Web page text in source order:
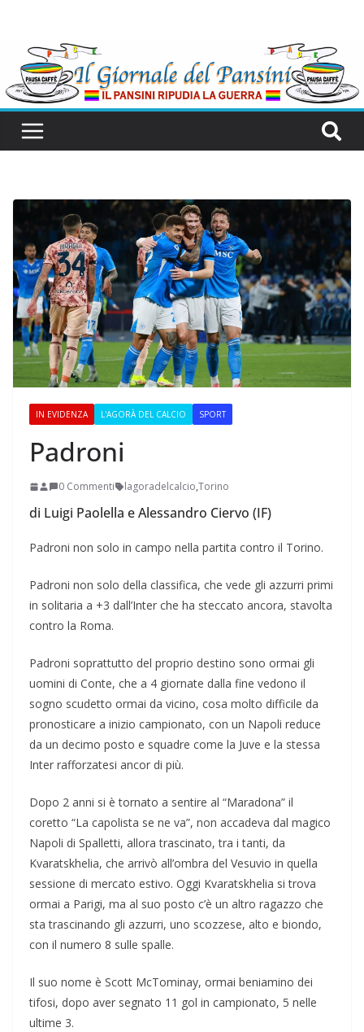
IN EVIDENZA L'AGORÀ DEL CALCIO SPORT
Padroni
0 Commenti lagoradelcalcio,Torino
di Luigi Paolella e Alessandro Ciervo (IF)
Padroni non solo in campo nella partita contro il Torino.
Padroni non solo della classifica, che vede gli azzurri primi
in solitaria a +3 dall’Inter che ha steccato ancora, stavolta
contro la Roma.
Padroni soprattutto del proprio destino sono ormai gli
uomini di Conte, che a 4 giornate dalla fine vedono il
sogno scudetto ormai da vicino, cosa molto difficile da
pronosticare a inizio campionato, con un Napoli reduce
da un decimo posto e squadre come la Juve e la stessa
Inter rafforzatesi ancor di più.
Dopo 2 anni si è tornato a sentire al “Maradona” il
coretto “La capolista se ne va”, non accadeva dal magico
Napoli di Spalletti, allora trascinato, tra i tanti, da
Kvaratskhelia, che arrivò all’ombra del Vesuvio in quella
sessione di mercato estivo. Oggi Kvaratskhelia si trova
ormai a Parigi, ma al suo posto c’è un altro ragazzo che
sta trascinando gli azzurri, uno scozzese, alto e biondo,
con il numero 8 sulle spalle.
Il suo nome è Scott McTominay, ormai beniamino dei
tifosi, dopo aver segnato 11 gol in campionato, 5 nelle
ultime 3.